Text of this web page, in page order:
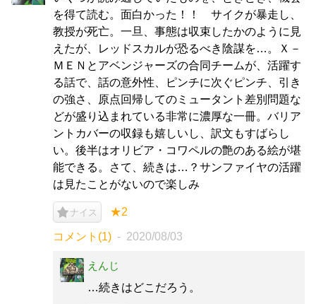
を得て読む。面白かった！！ サイクが暴走し、
教授が死亡。一旦、事態は収束したかのように見
えたが、レッドスカルが恐るべき陰謀を…。Ｘ－
ＭＥＮとアベンジャーズの合同チームが、活躍す
る話で、話の意外性、ピンチに次ぐピンチ、引き
の強さ、原点回帰してのミュータント差別問題な
どが盛り込まれている非常に濃厚な一冊。バリア
ントカバーの収録も嬉しいし、訳文もすばらし
い。後半はオリビア・コワペルの艶のある絵が堪
能できる。さて、続きは…？サンファイヤの活躍
は見たことがないので楽しみ
ナイス ★2
コメント(1) 2020/08/03
えんじ
…続きはどこだろう。